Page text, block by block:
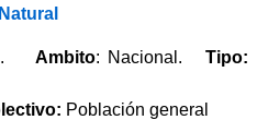
Ambito: Nacional. Tipo:
Población general